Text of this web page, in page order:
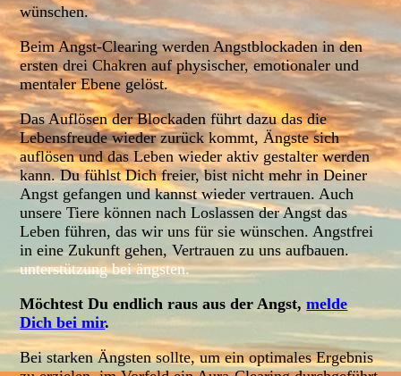
wünschen.
Beim Angst-Clearing werden Angstblockaden in den
ersten drei Chakren auf physischer, emotionaler und
mentaler Ebene gelöst.
Das Auflösen der Blockaden führt dazu das die
Lebensfreude wieder zurück kommt, Ängste sich
auflösen und das Leben wieder aktiv gestalter werden
kann. Du fühlst Dich freier, bist nicht mehr in Deiner
Angst gefangen und kannst wieder vertrauen. Auch
unsere Tiere können nach Loslassen der Angst das
Leben führen, das wir uns für sie wünschen. Angstfrei
in eine Zukunft gehen, Vertrauen zu uns aufbauen.
unterstützung bei ängsten.
Möchtest Du endlich raus aus der Angst,melde
Dich bei mir.
Bei starken Ängsten sollte, um ein optimales Ergebnis